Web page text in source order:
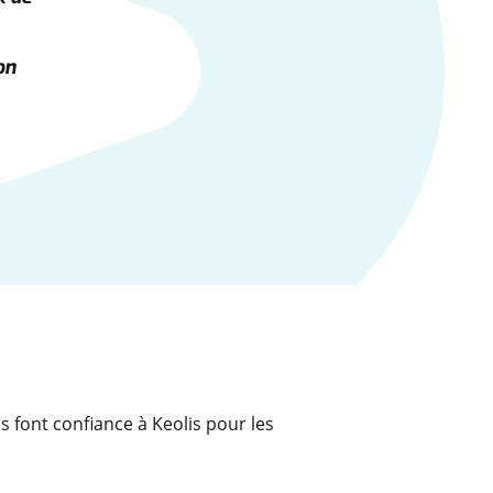
font confiance à Keolis pour les